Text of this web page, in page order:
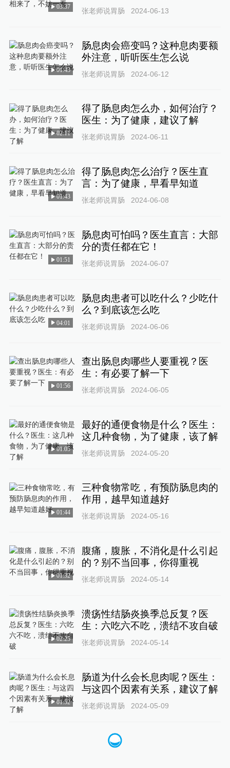
03:37 张老师说胃肠 2024-06-13
01:43
肠息肉会癌变吗？这种息肉要额
外注意，听听医生怎么说
张老师说胃肠 2024-06-12
02:11
得了肠息肉怎么办，如何治疗？
医生：为了健康，建议了解
张老师说胃肠 2024-06-11
01:43
得了肠息肉怎么治疗？医生直
言：为了健康，早看早知道
张老师说胃肠 2024-06-08
01:51
肠息肉可怕吗？医生直言：大部
分的责任都在它！
张老师说胃肠 2024-06-07
04:01
肠息肉患者可以吃什么？少吃什
么？到底该怎么吃
张老师说胃肠 2024-06-06
01:56
查出肠息肉哪些人要重视？医
生：有必要了解一下
张老师说胃肠 2024-06-05
01:05
最好的通便食物是什么？医生：
这几种食物，为了健康，该了解
张老师说胃肠 2024-05-20
01:44
三种食物常吃，有预防肠息肉的
作用，越早知道越好
张老师说胃肠 2024-05-16
01:32
腹痛，腹胀，不消化是什么引起
的？别不当回事，你得重视
张老师说胃肠 2024-05-14
02:25
溃疡性结肠炎换季总反复？医
生：六吃六不吃，溃结不攻自破
张老师说胃肠 2024-05-14
01:52
肠道为什么会长息肉呢？医生：
与这四个因素有关系，建议了解
张老师说胃肠 2024-05-09